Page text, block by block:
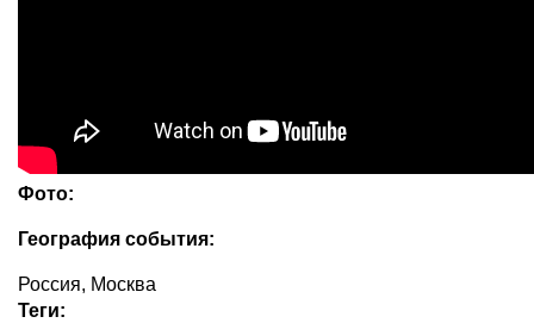
Фото:
География события:
Россия, Москва
Теги: